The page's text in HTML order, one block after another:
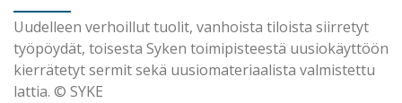
Uudelleen verhoillut tuolit, vanhoista tiloista siirretyt
työpöydät, toisesta Syken toimipisteestä uusiokäyttöön
kierrätetyt sermit sekä uusiomateriaalista valmistettu
lattia. © SYKE